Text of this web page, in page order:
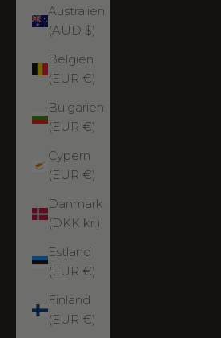
Australien
(AUD $)
Belgien
(EUR €)
Bulgarien
(EUR €)
Cypern
(EUR €)
Danmark
(DKK kr.)
Estland
(EUR €)
Finland
(EUR €)